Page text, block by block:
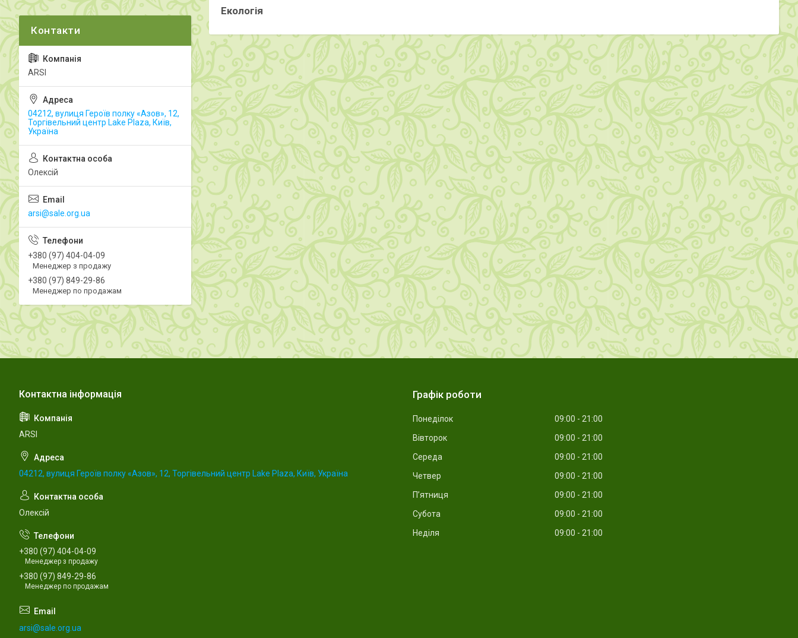
Екологія
ARSI
04212, вулиця Героїв полку «Азов», 12,
Торгівельний центр Lake Plaza, Київ,
Україна
Олексій
arsi@sale.org.ua
+380 (97) 404-04-09
Менеджер з продажу
+380 (97) 849-29-86
Менеджер по продажам
ARSI
04212, вулиця Героїв полку «Азов», 12, Торгівельний центр Lake Plaza, Київ, Україна
Олексій
+380 (97) 404-04-09
Менеджер з продажу
+380 (97) 849-29-86
Менеджер по продажам
arsi@sale.org.ua
Графік роботи
Понеділок 09:00
21:00
Вівторок
09:00
21:00
Середа
09:00
21:00
Четвер
09:00
21:00
Пʼятниця
09:00
21:00
Субота
09:00
21:00
Неділя
09:00 21:00